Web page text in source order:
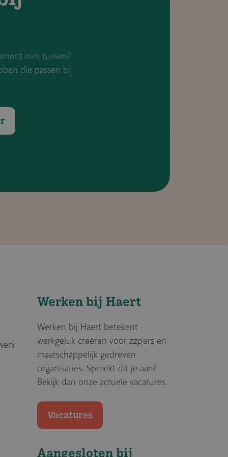
niet tussen?
die passen bij
Werken bij Haert
Werken bij Haert betekent
werkgeluk creëren voor zzp’ers en
maatschappelijk gedreven
organisaties. Spreekt dit je aan?
Bekijk dan onze actuele vacatures.
Vacatures
Aangesloten bij